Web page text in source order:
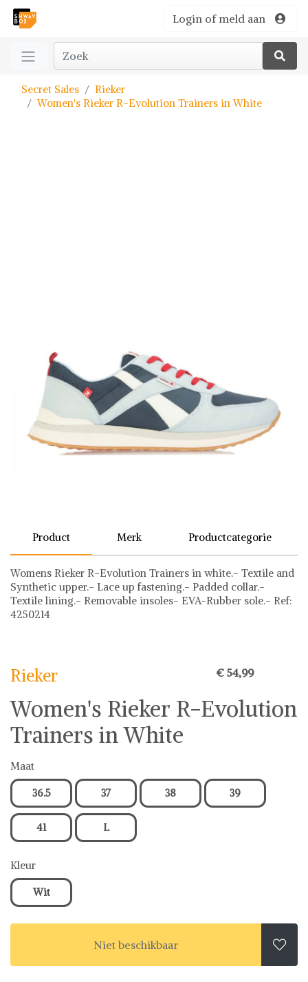
Login of meld aan
Secret Sales
Rieker
Women's Rieker R-Evolution Trainers in White
Product Merk Productcategorie
Womens Rieker R-Evolution Trainers in white.- Textile and
Synthetic upper.- Lace up fastening.- Padded collar.-
Textile lining.- Removable insoles- EVA-Rubber sole.- Ref:
4250214
Rieker € 54,99
Women's Rieker R-Evolution
Trainers in White
Maat
36.5 37 38 39
41 L
Kleur
Wit
Niet beschikbaar 